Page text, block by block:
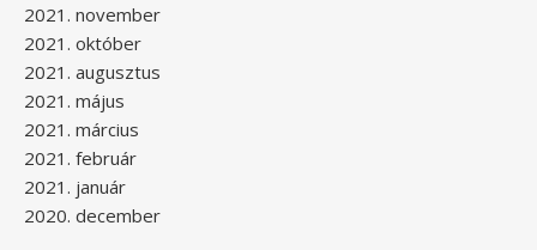
2021. november
2021. október
2021. augusztus
2021. május
2021. március
2021. február
2021. január
2020. december